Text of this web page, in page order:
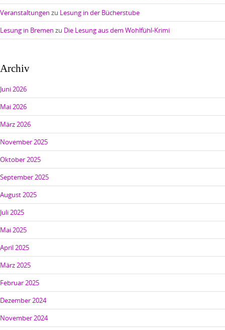
Veranstaltungen zu Lesung in der Bücherstube
Lesung in Bremen zu Die Lesung aus dem Wohlfühl-Krimi
Archiv
Juni 2026
Mai 2026
März 2026
November 2025
Oktober 2025
September 2025
August 2025
Juli 2025
Mai 2025
April 2025
März 2025
Februar 2025
Dezember 2024
November 2024